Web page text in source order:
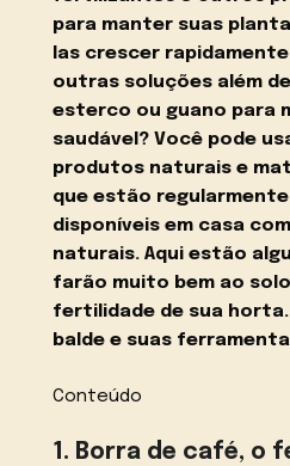
para manter suas
las crescer
outras soluções além
esterco ou guano para
saudável? Você pode
produtos naturais e
que estão
disponíveis em casa
naturais. Aqui estão
farão muito bem ao
fertilidade de sua horta.
balde e suas
Conteúdo
1. Borra de café, o